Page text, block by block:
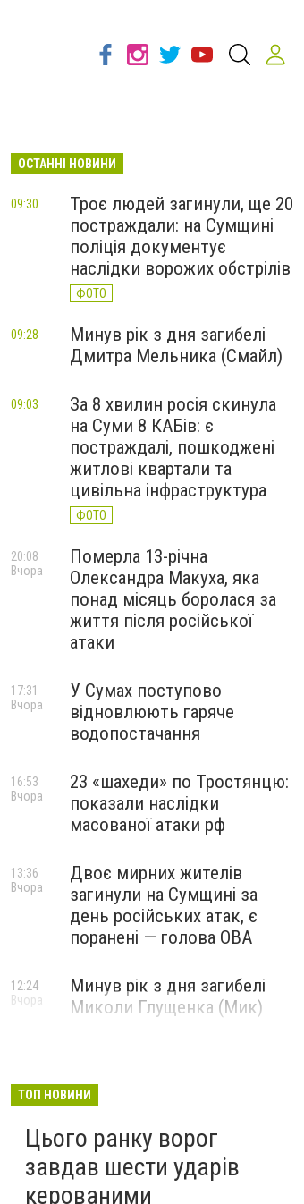
ОСТАННІ НОВИНИ
Троє людей загинули, ще 20
постраждали: на Сумщині
поліція документує
наслідки ворожих обстрілів
ФОТО
09:30
Минув рік з дня загибелі
Дмитра Мельника (Смайл)
09:28
За 8 хвилин росія скинула
на Суми 8 КАБів: є
постраждалі, пошкоджені
житлові квартали та
цивільна інфраструктура
ФОТО
09:03
Померла 13-річна
Олександра Макуха, яка
понад місяць боролася за
життя після російської
атаки
20:08
Вчора
У Сумах поступово
відновлюють гаряче
водопостачання
17:31
Вчора
23 «шахеди» по Тростянцю:
показали наслідки
масованої атаки рф
16:53
Вчора
Двоє мирних жителів
загинули на Сумщині за
день російських атак, є
поранені — голова ОВА
13:36
Вчора
Минув рік з дня загибелі
Миколи Глущенка (Мик)
12:24
Вчора
ТОП НОВИНИ
Цього ранку ворог
завдав шести ударів
керованими